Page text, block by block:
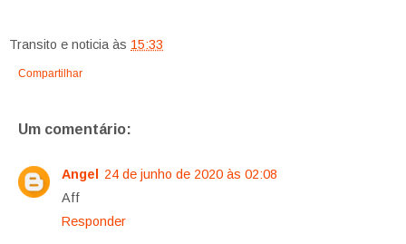
Transito e noticia às 15:33
Compartilhar
Um comentário:
Angel
24 de junho de 2020 às 02:08
Aff
Responder